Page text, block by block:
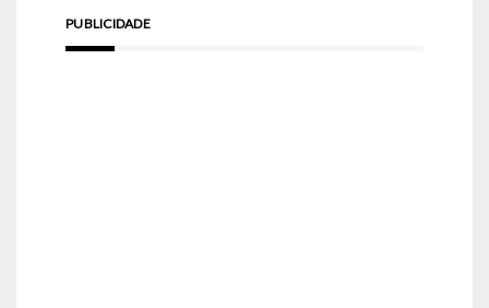
PUBLICIDADE